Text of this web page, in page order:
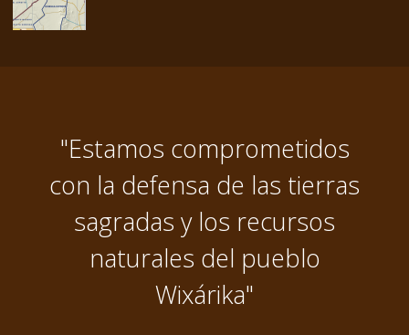
"Estamos comprometidos
con la defensa de las tierras
sagradas y los recursos
naturales del pueblo
Wixárika"